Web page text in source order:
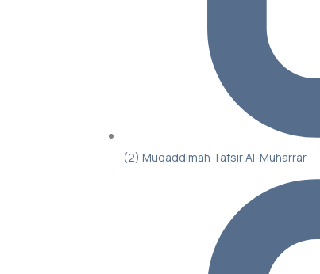
(2) Muqaddimah Tafsir Al-Muharrar